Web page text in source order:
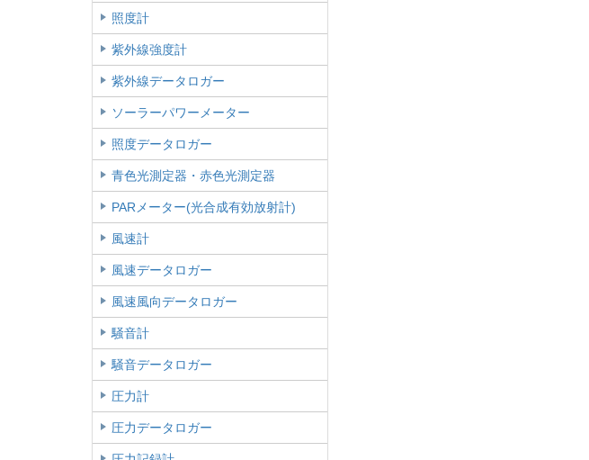
照度計
紫外線強度計
紫外線データロガー
ソーラーパワーメーター
照度データロガー
青色光測定器・赤色光測定器
PARメーター(光合成有効放射計)
風速計
風速データロガー
風速風向データロガー
騒音計
騒音データロガー
圧力計
圧力データロガー